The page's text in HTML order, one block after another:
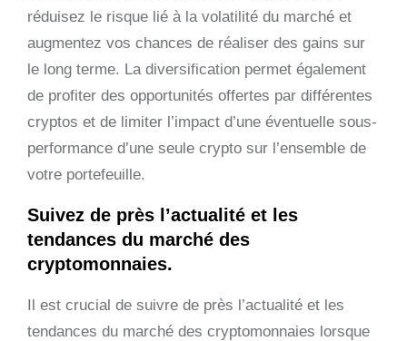
réduisez le risque lié à la volatilité du marché et
augmentez vos chances de réaliser des gains sur
le long terme. La diversification permet également
de profiter des opportunités offertes par différentes
cryptos et de limiter l’impact d’une éventuelle sous-
performance d’une seule crypto sur l’ensemble de
votre portefeuille.
Suivez de près l’actualité et les
tendances du marché des
cryptomonnaies.
Il est crucial de suivre de près l’actualité et les
tendances du marché des cryptomonnaies lorsque